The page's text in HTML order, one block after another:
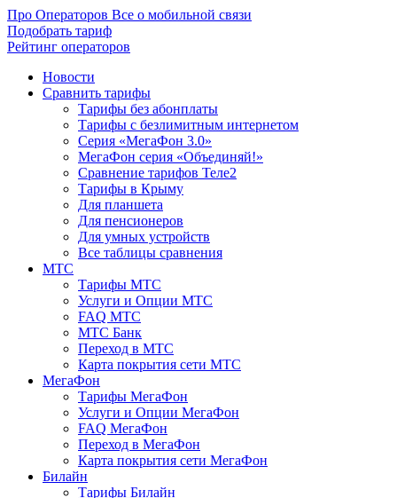
Про Операторов Все о мобильной связи
Подобрать тариф
Рейтинг операторов
Новости
Сравнить тарифы
Тарифы без абонплаты
Тарифы с безлимитным интернетом
Серия «МегаФон 3.0»
МегаФон серия «Объединяй!»
Сравнение тарифов Теле2
Тарифы в Крыму
Для планшета
Для пенсионеров
Для умных устройств
Все таблицы сравнения
МТС
Тарифы МТС
Услуги и Опции МТС
FAQ МТС
МТС Банк
Переход в МТС
Карта покрытия сети МТС
МегаФон
Тарифы МегаФон
Услуги и Опции МегаФон
FAQ МегаФон
Переход в МегаФон
Карта покрытия сети МегаФон
Билайн
Тарифы Билайн